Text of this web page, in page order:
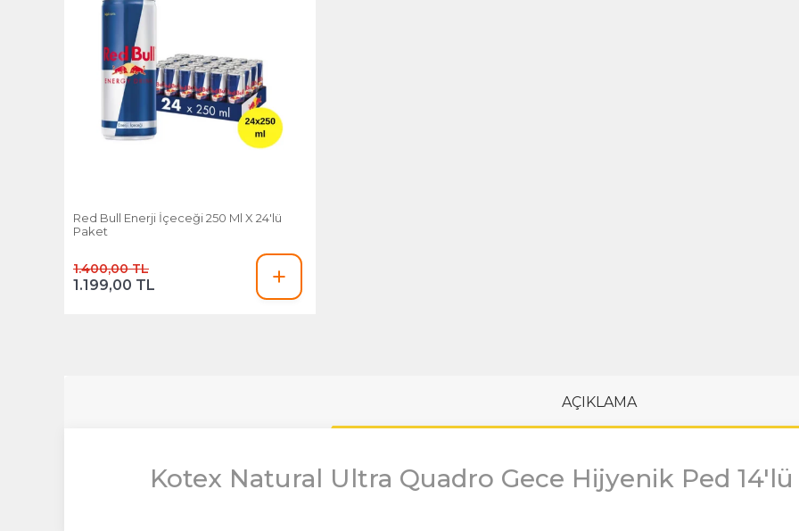
Red Bull Enerji İçeceği 250 Ml X 24'lü
Paket
1.400,00 TL
1.199,00 TL
AÇIKLAMA
Kotex Natural Ultra Quadro Gece Hijyenik Ped 14'lü